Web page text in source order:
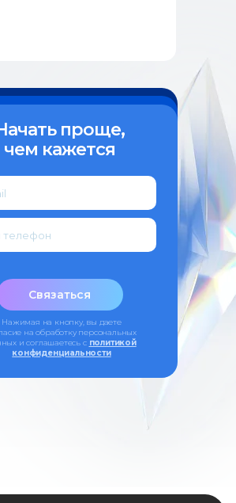
проще,
чем кажется
Связаться
Нажимая на кнопку, вы даете
на обработку персональных
и соглашаетесь c политикой
конфиденциальности
2026 Самарский государственный
ул. Чапаевская, 89,
04 (доб. 4103)